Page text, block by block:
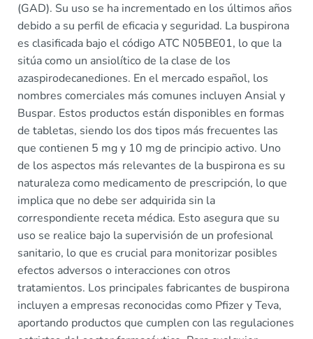
(GAD). Su uso se ha incrementado en los últimos años
debido a su perfil de eficacia y seguridad. La buspirona
es clasificada bajo el código ATC N05BE01, lo que la
sitúa como un ansiolítico de la clase de los
azaspirodecanediones. En el mercado español, los
nombres comerciales más comunes incluyen Ansial y
Buspar. Estos productos están disponibles en formas
de tabletas, siendo los dos tipos más frecuentes las
que contienen 5 mg y 10 mg de principio activo. Uno
de los aspectos más relevantes de la buspirona es su
naturaleza como medicamento de prescripción, lo que
implica que no debe ser adquirida sin la
correspondiente receta médica. Esto asegura que su
uso se realice bajo la supervisión de un profesional
sanitario, lo que es crucial para monitorizar posibles
efectos adversos o interacciones con otros
tratamientos. Los principales fabricantes de buspirona
incluyen a empresas reconocidas como Pfizer y Teva,
aportando productos que cumplen con las regulaciones